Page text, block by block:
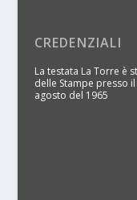
CREDENZIALI
La testata La Torre è
delle Stampe presso
agosto del 1965